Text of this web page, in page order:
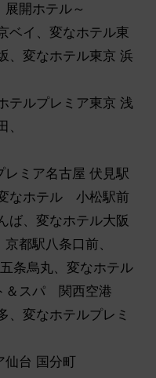
展開ホテル～
ベイ、変なホテル東
、変なホテル東京 浜
テルプレミア東京 浅
ミア名古屋 伏見駅
なホテル 小松駅前
ば、変なホテル大阪
都駅八条口前、
烏丸、変なホテル
＆スパ 関西空港
、変なホテルプレミ
仙台 国分町